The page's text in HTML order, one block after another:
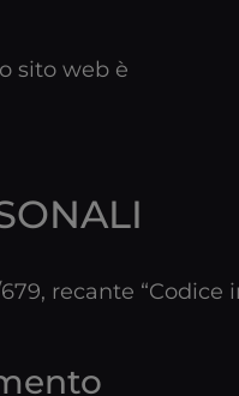
sito web è
recante